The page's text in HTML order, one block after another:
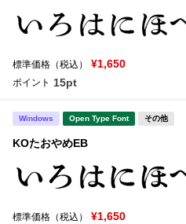
標準価格（税込） ¥1,650
ポイント 15pt
Windows Open Type Font その他
KOたおやめEB
標準価格（税込） ¥1,650